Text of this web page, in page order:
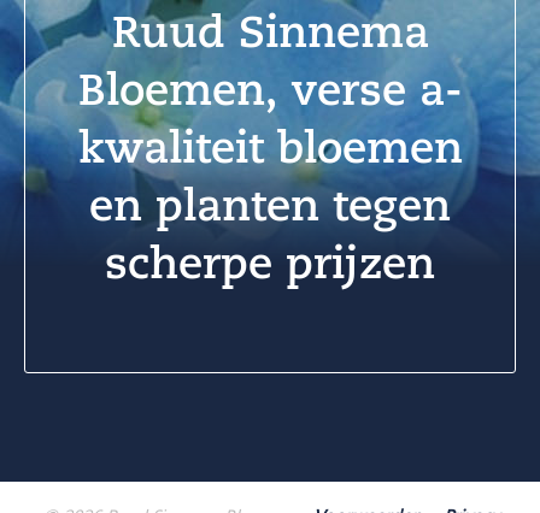
Ruud Sinnema
Bloemen, verse a-
kwaliteit bloemen
en planten tegen
scherpe prijzen